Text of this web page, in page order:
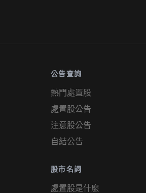
公告查詢
熱門處置股
處置股公告
注意股公告
自結公告
股市名詞
處置股是什麼